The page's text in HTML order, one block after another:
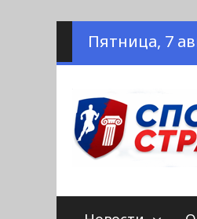
НаверхПятница, 7